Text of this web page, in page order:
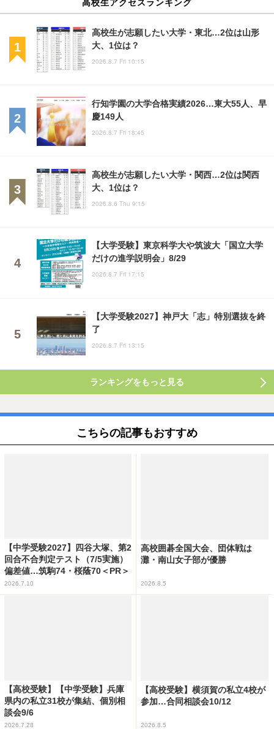
高校生アクセスランキング
高校生が志願したい大学・東北…2位は山形
大、1位は？
2026.8.7 Fri 10:15
行知学園の大学合格実績2026…東大55人、早
慶149人
2026.8.7 Fri 18:45
高校生が志願したい大学・関西…2位は関西
大、1位は？
2026.8.6 Thu 9:15
【大学受験】東京科学大や筑波大「国立大学
だけの進学説明会」8/29
2026.8.7 Fri 17:15
【大学受験2027】神戸大「志」特別選抜を終
了
2026.8.7 Fri 13:15
ランキングをもっと見る
こちらの記事もおすすめ
【中学受験2027】四谷大塚、第2
回合不合判定テスト（7/5実施）
偏差値…筑駒74・桜蔭70＜PR＞
2026.7.10
高校囲碁全国大会、団体戦は
灘・南山女子部が優勝
2026.8.5
【高校受験】【中学受験】兵庫
県内の私立31校が集結、個別相
談会9/6
2026.7.28
【高校受験】横須賀の私立4校が
参加…合同相談会10/12
2026.8.5